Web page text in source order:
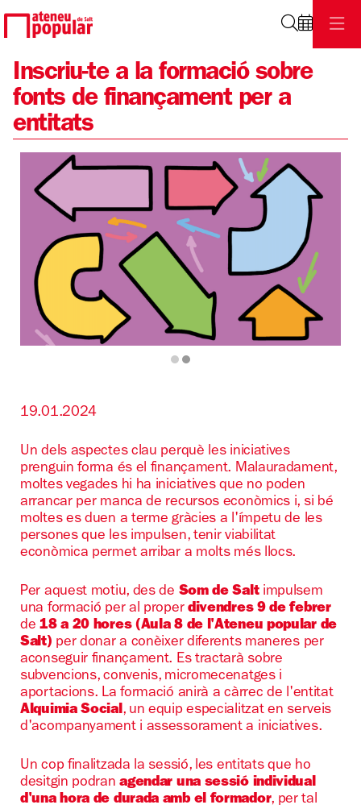
Inscriu-te a la formació sobre
fonts de finançament per a
entitats
19.01.2024
Un dels aspectes clau perquè les iniciatives
prenguin forma és el finançament. Malauradament,
moltes vegades hi ha iniciatives que no poden
arrancar per manca de recursos econòmics i, si bé
moltes es duen a terme gràcies a l'ímpetu de les
persones que les impulsen, tenir viabilitat
econòmica permet arribar a molts més llocs.
Per aquest motiu, des de Som de Saltimpulsem
una formació per al proper divendres 9 de febrer
de18 a 20 hores (Aula 8 de l'Ateneu popular de
Salt) per donar a conèixer diferents maneres per
aconseguir finançament. Es tractarà sobre
subvencions, convenis, micromecenatges i
aportacions. La formació anirà a càrrec de l'entitat
Alquimia Social, un equip especialitzat en serveis
d'acompanyament i assessorament a iniciatives.
Un cop finalitzada la sessió, les entitats que ho
desitgin podranagendar una sessió individual
d'una hora de durada amb el formador, per tal